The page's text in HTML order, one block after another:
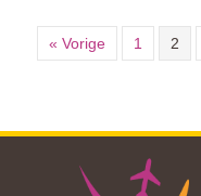
« Vorige 1 2